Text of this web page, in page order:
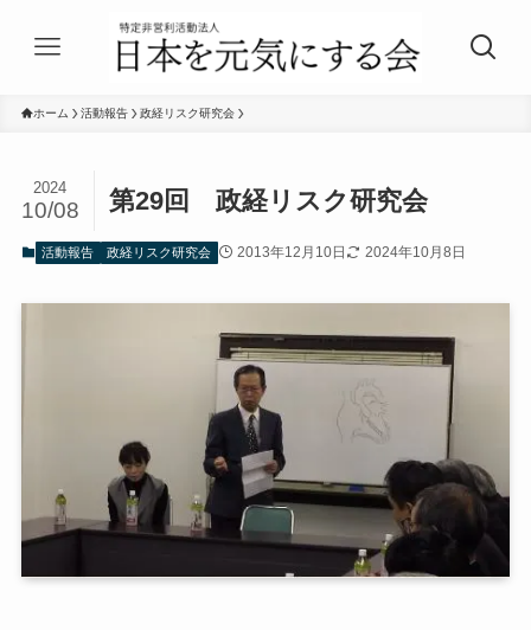
ホーム 活動報告 政経リスク研究会
第29回 政経リスク研究会
2024
10/08
活動報告 政経リスク研究会 2013年12月10日 2024年10月8日